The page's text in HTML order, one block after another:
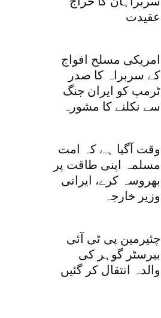
عقیدت
امریکی مسلح افواج
کے سربراہ کا صدر
ٹرمپ کو ایران جنگ
سے نکلنے کا مشورہ
وقت آگیا ہے کہ امت
مسلمہ اپنی طاقت پر
بھروسہ کرے، ایرانی
وزیر خارجہ
چئیرمین پی ٹی آئی
بیرسٹر گوہر کی
والدہ انتقال کر گئیں